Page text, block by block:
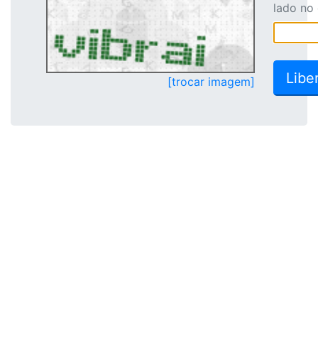
[trocar imagem]
lado no